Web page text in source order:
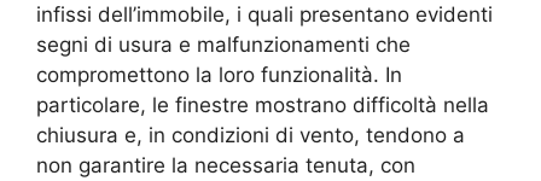
infissi dell’immobile, i quali presentano evidenti
segni di usura e malfunzionamenti che
compromettono la loro funzionalità. In
particolare, le finestre mostrano difficoltà nella
chiusura e, in condizioni di vento, tendono a
non garantire la necessaria tenuta, con